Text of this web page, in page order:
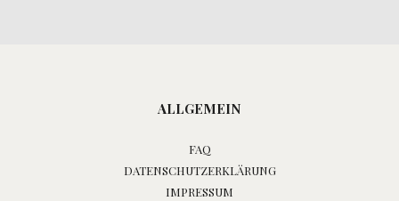
ALLGEMEIN
FAQ
DATENSCHUTZERKLÄRUNG
IMPRESSUM